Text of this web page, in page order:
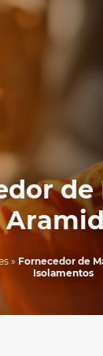
de
» Fornecedor de
Isolamentos